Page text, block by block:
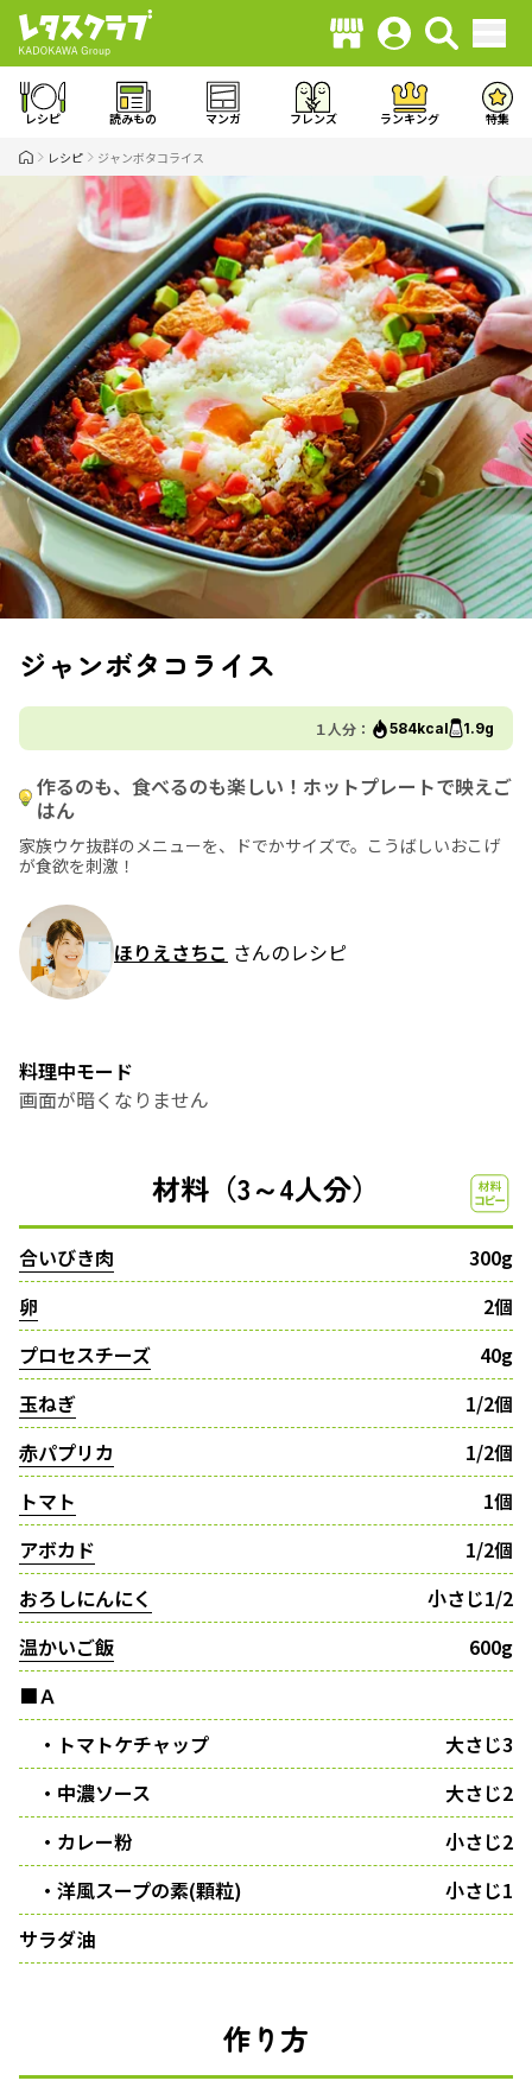
レシピ 読みもの マンガ フレンズ ランキング 特集
レシピ ジャンボタコライス
ジャンボタコライス
１人分： 584kcal 1.9g
作るのも、食べるのも楽しい！ホットプレートで映えご
はん
家族ウケ抜群のメニューを、ドでかサイズで。こうばしいおこげ
が食欲を刺激！
ほりえさちこ さんのレシピ
料理中モード
画面が暗くなりません
材料（3～4人分）
合いびき肉
300g
卵
2個
プロセスチーズ
40g
玉ねぎ
1/2個
赤パプリカ
1/2個
トマト
1個
アボカド
1/2個
おろしにんにく
小さじ1/2
温かいご飯
600g
■Ａ
・トマトケチャップ
大さじ3
・中濃ソース
大さじ2
・カレー粉
小さじ2
・洋風スープの素(顆粒)
小さじ1
サラダ油
作り方